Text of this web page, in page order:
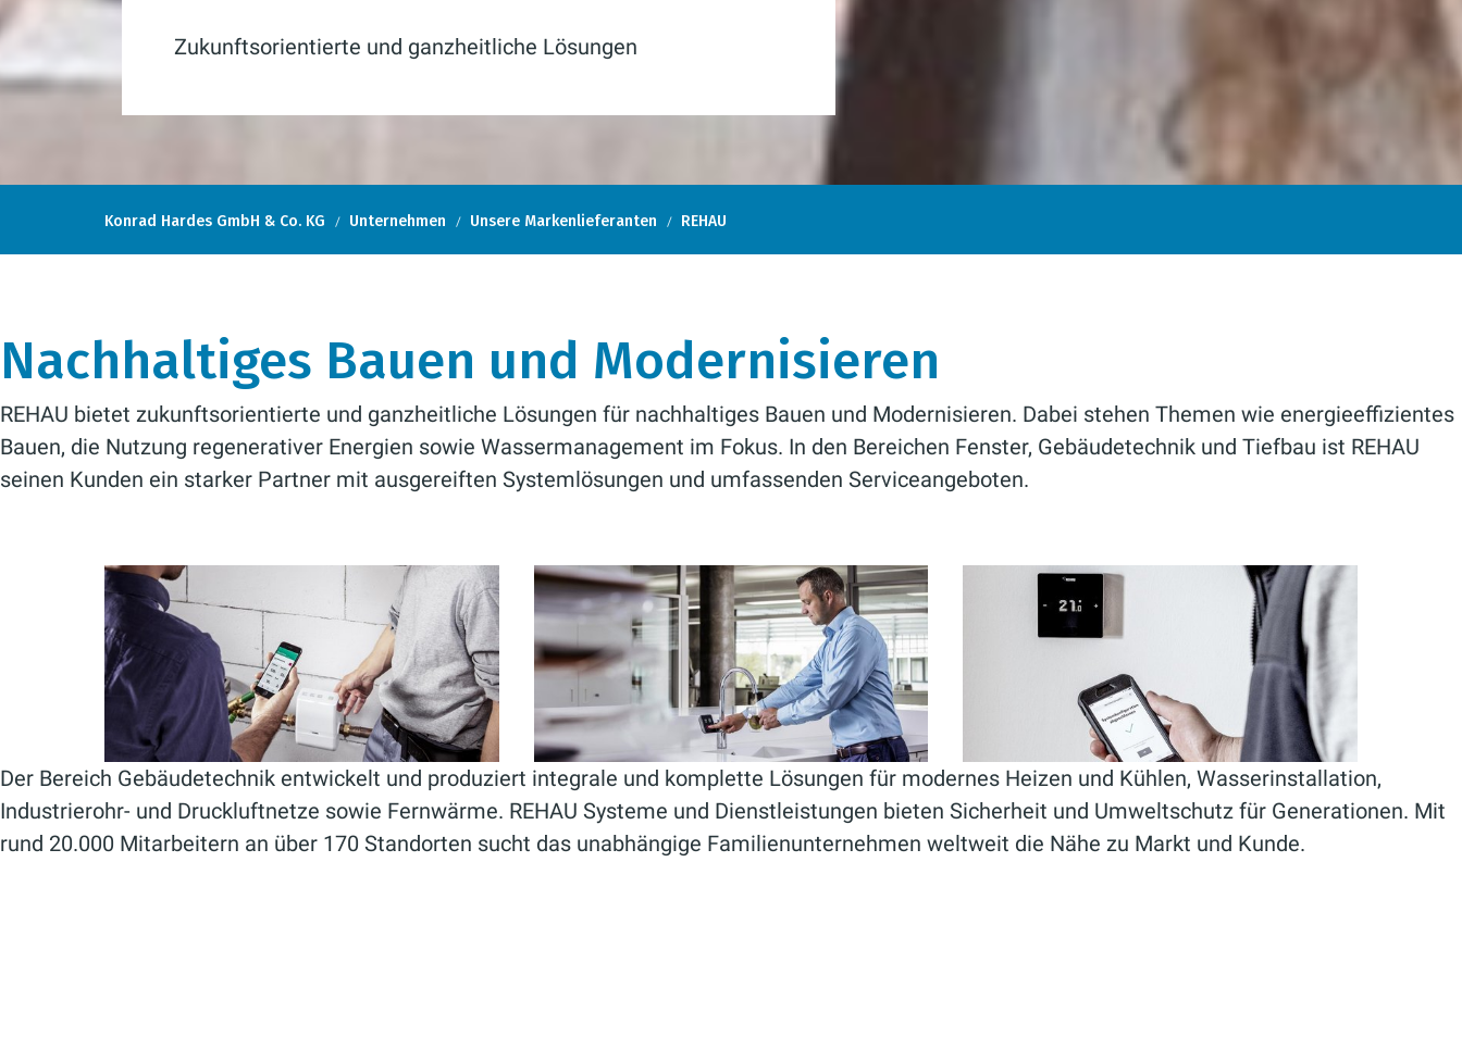
Zukunftsorientierte und ganzheitliche Lösungen
Konrad Hardes GmbH & Co. KG Unternehmen Unsere Markenlieferanten REHAU
Nachhaltiges Bauen und Modernisieren
REHAU bietet zukunftsorientierte und ganzheitliche Lösungen für nachhaltiges Bauen und Modernisieren. Dabei stehen Themen wie energieeffizientes
Bauen, die Nutzung regenerativer Energien sowie Wassermanagement im Fokus. In den Bereichen Fenster, Gebäudetechnik und Tiefbau ist REHAU
seinen Kunden ein starker Partner mit ausgereiften Systemlösungen und umfassenden Serviceangeboten.
Der Bereich Gebäudetechnik entwickelt und produziert integrale und komplette Lösungen für modernes Heizen und Kühlen, Wasserinstallation,
Industrierohr- und Druckluftnetze sowie Fernwärme. REHAU Systeme und Dienstleistungen bieten Sicherheit und Umweltschutz für Generationen. Mit
rund 20.000 Mitarbeitern an über 170 Standorten sucht das unabhängige Familienunternehmen weltweit die Nähe zu Markt und Kunde.